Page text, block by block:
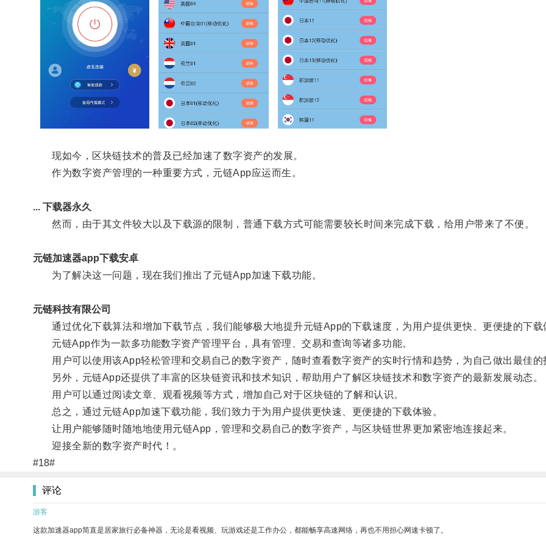
现如今，区块链技术的普及已经加速了数字资产的发展。
作为数字资产管理的一种重要方式，元链App应运而生。
... 下载器永久
然而，由于其文件较大以及下载源的限制，普通下载方式可能需要较长时间来完成下载，给用户带来了不便。
元链加速器app下载安卓
为了解决这一问题，现在我们推出了元链App加速下载功能。
元链科技有限公司
通过优化下载算法和增加下载节点，我们能够极大地提升元链App的下载速度，为用户提供更快、更便捷的下载
元链App作为一款多功能数字资产管理平台，具有管理、交易和查询等诸多功能。
用户可以使用该App轻松管理和交易自己的数字资产，随时查看数字资产的实时行情和趋势，为自己做出最佳的
另外，元链App还提供了丰富的区块链资讯和技术知识，帮助用户了解区块链技术和数字资产的最新发展动态。
用户可以通过阅读文章、观看视频等方式，增加自己对于区块链的了解和认识。
总之，通过元链App加速下载功能，我们致力于为用户提供更快速、更便捷的下载体验。
让用户能够随时随地地使用元链App，管理和交易自己的数字资产，与区块链世界更加紧密地连接起来。
迎接全新的数字资产时代！。
#18#
评论
游客
这款加速器app简直是居家旅行必备神器，无论是看视频、玩游戏还是工作办公，都能畅享高速网络，再也不用担心网速卡顿了。